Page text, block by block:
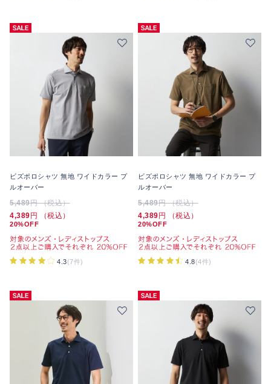
ビズポロシャツ 無地 ワイドカラー プ
ルオーバー
5,489円 （税込）
4,389円 （税込）
20%OFF
4.3(7件)
ビズポロシャツ 無地 ワイドカラー プ
ルオーバー
5,489円 （税込）
4,389円 （税込）
20%OFF
4.8(4件)